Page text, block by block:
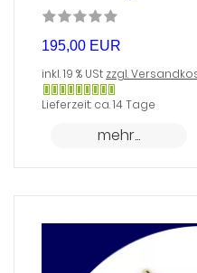
195,00 EUR
inkl. 19 % USt zzgl.
Gewöhnlich
versandfertig
Lieferzeit: ca. 14 Tage
mehr...